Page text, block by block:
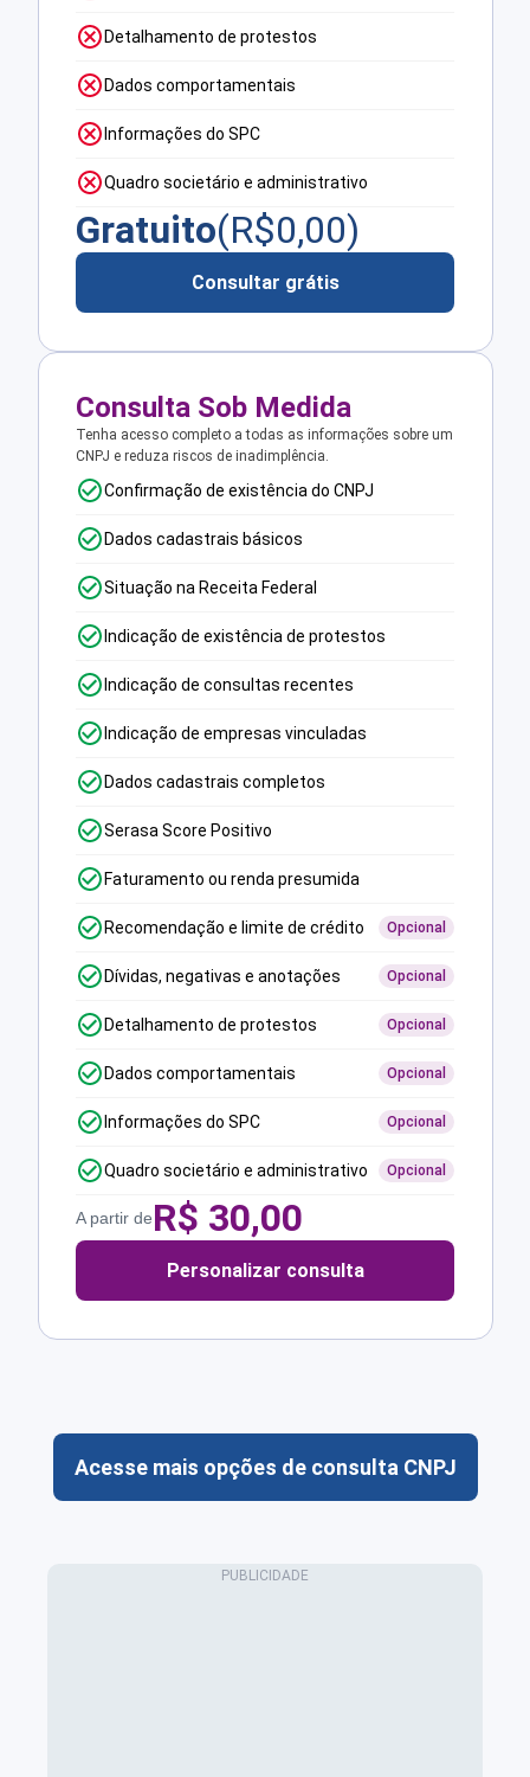
Detalhamento de protestos
Dados comportamentais
Informações do SPC
Quadro societário e administrativo
Gratuito(R$0,00)
Consultar grátis
Consulta Sob Medida
Tenha acesso completo a todas as informações sobre um
CNPJ e reduza riscos de inadimplência.
Confirmação de existência do CNPJ
Dados cadastrais básicos
Situação na Receita Federal
Indicação de existência de protestos
Indicação de consultas recentes
Indicação de empresas vinculadas
Dados cadastrais completos
Serasa Score Positivo
Faturamento ou renda presumida
Recomendação e limite de crédito Opcional
Dívidas, negativas e anotações Opcional
Detalhamento de protestos Opcional
Dados comportamentais Opcional
Informações do SPC Opcional
Quadro societário e administrativo Opcional
A partir deR$ 30,00
Personalizar consulta
Acesse mais opções de consulta CNPJ